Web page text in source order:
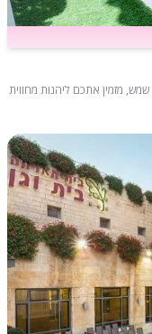
מזמין אתכם ליהנות מחווית